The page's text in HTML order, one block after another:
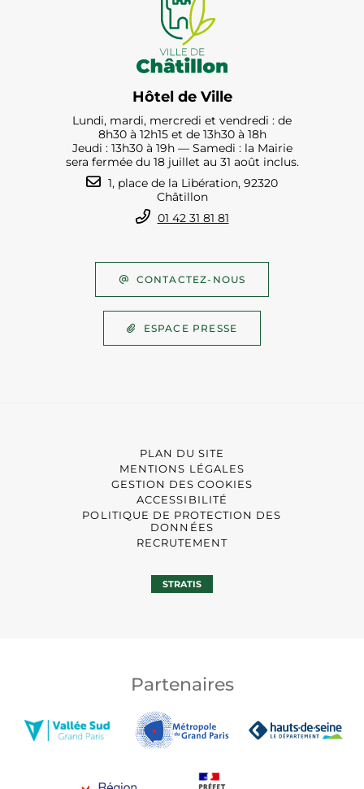
Hôtel de Ville
Lundi, mardi, mercredi et vendredi : de
8h30 à 12h15 et de 13h30 à 18h
Jeudi : 13h30 à 19h — Samedi : la Mairie
sera fermée du 18 juillet au 31 août inclus.
1, place de la Libération, 92320
Châtillon
01 42 31 81 81
CONTACTEZ-NOUS
ESPACE PRESSE
PLAN DU SITE
MENTIONS LÉGALES
GESTION DES COOKIES
ACCESSIBILITÉ
POLITIQUE DE PROTECTION DES
DONNÉES
RECRUTEMENT
STRATIS
Partenaires